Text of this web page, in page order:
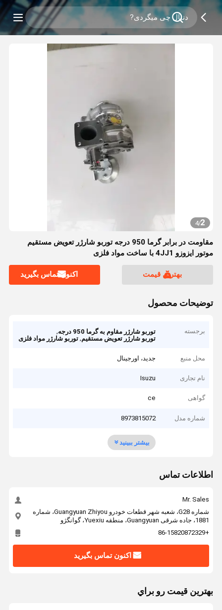
2
/
4
مقاومت در برابر گرما 950 درجه توربو شارژر تعویض مستقیم
موتور ایزوزو 4JJ1 با ساخت مواد فلزی
بهترین قیمت اکنون تماس بگیرید
توضیحات محصول
برجسته توربو شارژر مقاوم به گرما 950 درجه
,
توربو شارژر تعویض مستقیم,توربو شارژر مواد فلزی
محل منبع جدید، اورجینال
نام تجاری Isuzu
گواهی ce
شماره مدل 8973815072
بیشتر ببینید
اطلاعات تماس
Mr. Sales
شماره G28، شعبه شهر قطعات خودرو Guangyuan Zhiyou، شماره
1881، جاده شرقی Guangyuan، منطقه Yuexiu، گوانگژو
+86-15820872329
اکنون تماس بگیرید
بهترين قيمت رو براي